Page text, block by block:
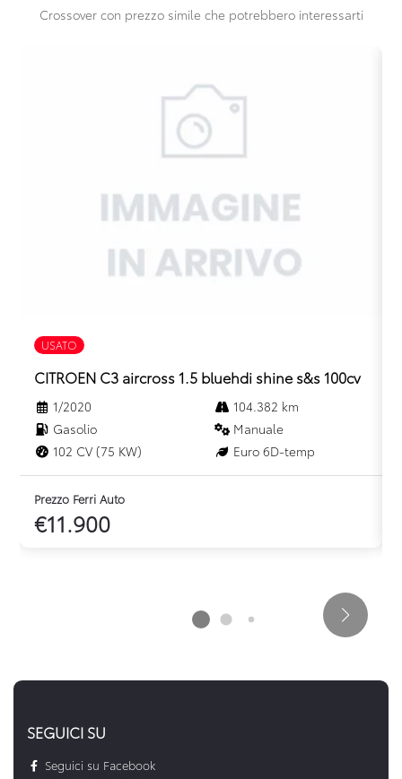
Vetri oscurati
Crossover con prezzo simile che potrebbero interessarti
USATO
CITROEN C3 aircross 1.5 bluehdi shine s&s 100cv
1/2020
104.382 km
Gasolio
Manuale
102 CV (75 KW)
Euro 6D-temp
Prezzo Ferri Auto
€11.900
SEGUICI SU
Seguici su Facebook